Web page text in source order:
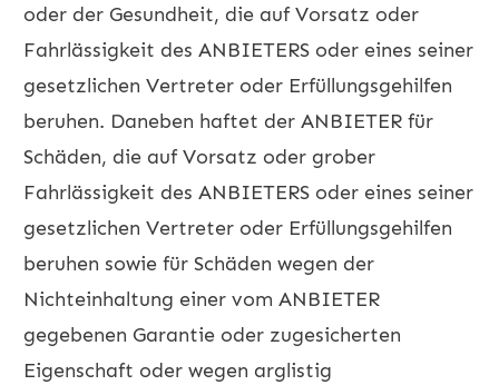
oder der Gesundheit, die auf Vorsatz oder
Fahrlässigkeit des ANBIETERS oder eines seiner
gesetzlichen Vertreter oder Erfüllungsgehilfen
beruhen. Daneben haftet der ANBIETER für
Schäden, die auf Vorsatz oder grober
Fahrlässigkeit des ANBIETERS oder eines seiner
gesetzlichen Vertreter oder Erfüllungsgehilfen
beruhen sowie für Schäden wegen der
Nichteinhaltung einer vom ANBIETER
gegebenen Garantie oder zugesicherten
Eigenschaft oder wegen arglistig